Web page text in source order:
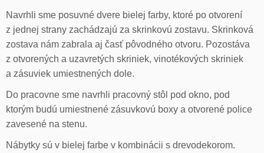
Navrhli sme posuvné dvere bielej farby, ktoré po otvorení
z jednej strany zachádzajú za skrinkovú zostavu. Skrinková
zostava nám zabrala aj časť pôvodného otvoru. Pozostáva
z otvorených a uzavretých skriniek, vinotékových skriniek
a zásuviek umiestnených dole.
Do pracovne sme navrhli pracovný stôl pod okno, pod
ktorým budú umiestnené zásuvkovú boxy a otvorené police
zavesené na stenu.
Nábytky sú v bielej farbe v kombinácii s drevodekorom.